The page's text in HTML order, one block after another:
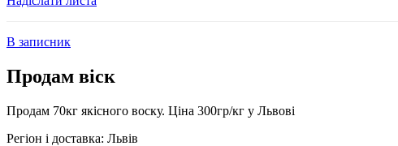
В записник
Продам віск
Продам 70кг якісного воску. Ціна 300гр/кг у Львові
Регіон і доставка: Львів